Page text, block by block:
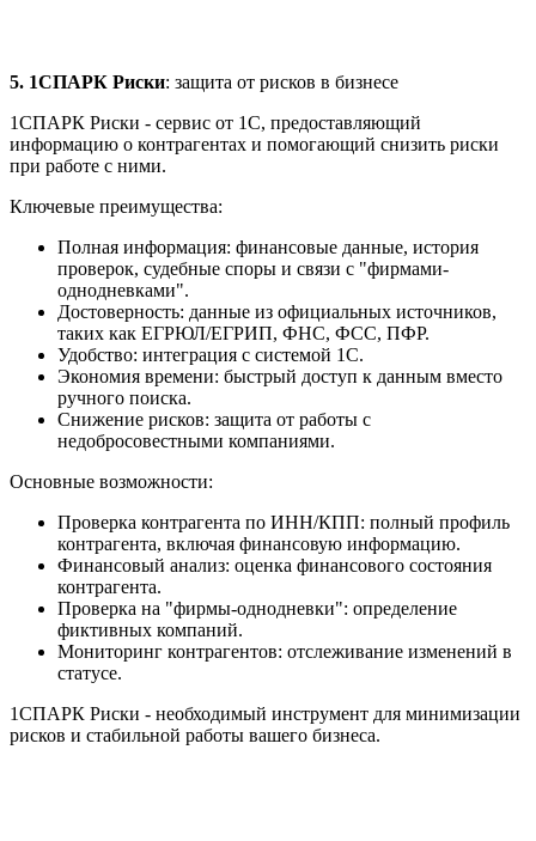
5. 1СПАРК Риски: защита от рисков в бизнесе
1СПАРК Риски - сервис от 1С, предоставляющий
информацию о контрагентах и помогающий снизить риски
при работе с ними.
Ключевые преимущества:
Полная информация: финансовые данные, история
проверок, судебные споры и связи с "фирмами-
однодневками".
Достоверность: данные из официальных источников,
таких как ЕГРЮЛ/ЕГРИП, ФНС, ФСС, ПФР.
Удобство: интеграция с системой 1С.
Экономия времени: быстрый доступ к данным вместо
ручного поиска.
Снижение рисков: защита от работы с
недобросовестными компаниями.
Основные возможности:
Проверка контрагента по ИНН/КПП: полный профиль
контрагента, включая финансовую информацию.
Финансовый анализ: оценка финансового состояния
контрагента.
Проверка на "фирмы-однодневки": определение
фиктивных компаний.
Мониторинг контрагентов: отслеживание изменений в
статусе.
1СПАРК Риски - необходимый инструмент для минимизации
рисков и стабильной работы вашего бизнеса.